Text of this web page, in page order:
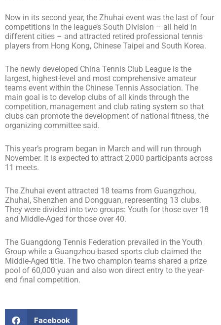
Now in its second year, the Zhuhai event was the last of four
competitions in the league’s South Division – all held in
different cities – and attracted retired professional tennis
players from Hong Kong, Chinese Taipei and South Korea.
The newly developed China Tennis Club League is the
largest, highest-level and most comprehensive amateur
teams event within the Chinese Tennis Association. The
main goal is to develop clubs of all kinds through the
competition, management and club rating system so that
clubs can promote the development of national fitness, the
organizing committee said.
This year’s program began in March and will run through
November. It is expected to attract 2,000 participants across
11 meets.
The Zhuhai event attracted 18 teams from Guangzhou,
Zhuhai, Shenzhen and Dongguan, representing 13 clubs.
They were divided into two groups: Youth for those over 18
and Middle-Aged for those over 40.
The Guangdong Tennis Federation prevailed in the Youth
Group while a Guangzhou-based sports club claimed the
Middle-Aged title. The two champion teams shared a prize
pool of 60,000 yuan and also won direct entry to the year-
end final competition.
Facebook